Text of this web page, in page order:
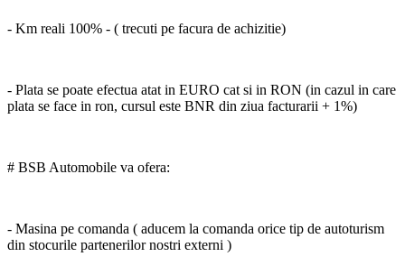
- Km reali 100% - ( trecuti pe facura de achizitie)
- Plata se poate efectua atat in EURO cat si in RON (in cazul in care
plata se face in ron, cursul este BNR din ziua facturarii + 1%)
# BSB Automobile va ofera:
- Masina pe comanda ( aducem la comanda orice tip de autoturism
din stocurile partenerilor nostri externi )